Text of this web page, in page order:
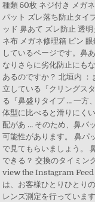
種類 50枚 ネジ付き メガ
パット ズレ落ち防止タイ
ッド 鼻あて ズレ防止 透
ネ布 メガネ修理箱 ピン
しているページです。鼻
なりさらに劣化防止にも
あるのですか？ 北垣内
立している『クリングス
る『鼻盛りタイプ … 一方
体型に比べると滑りにく
配があ … そのため、鼻パ
可能性があります。 鼻パ
で見てもらいましょう。
できる？ 交換のタイミ
view the Instagram
は、お客様ひとりひとり
レンズ測定を行っていま